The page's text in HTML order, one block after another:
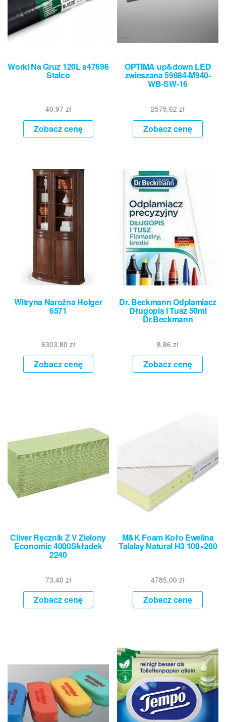
Worki Na Gruz 120L s47696
Stalco
40,97 zł
Zobacz cenę
OPTIMA up&down LED
zwieszana 59884-M940-
WB-SW-16
2575,62zł
Zobacz cenę
Witryna Narożna Holger
6571
6303,80 zł
Zobacz cenę
Dr. Beckmann Odplamiacz
Długopis I Tusz 50ml
Dr.Beckmann
8,86zł
Zobacz cenę
Cliver Ręcznik Z V Zielony
Economic 4000Składek
2240
73,40 zł
Zobacz cenę
M&K Foam Koło Ewelina
Talalay Natural H3 100×200
4785,00zł
Zobacz cenę